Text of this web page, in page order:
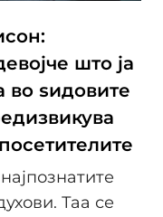
што ја
во ѕидовите
Таа се